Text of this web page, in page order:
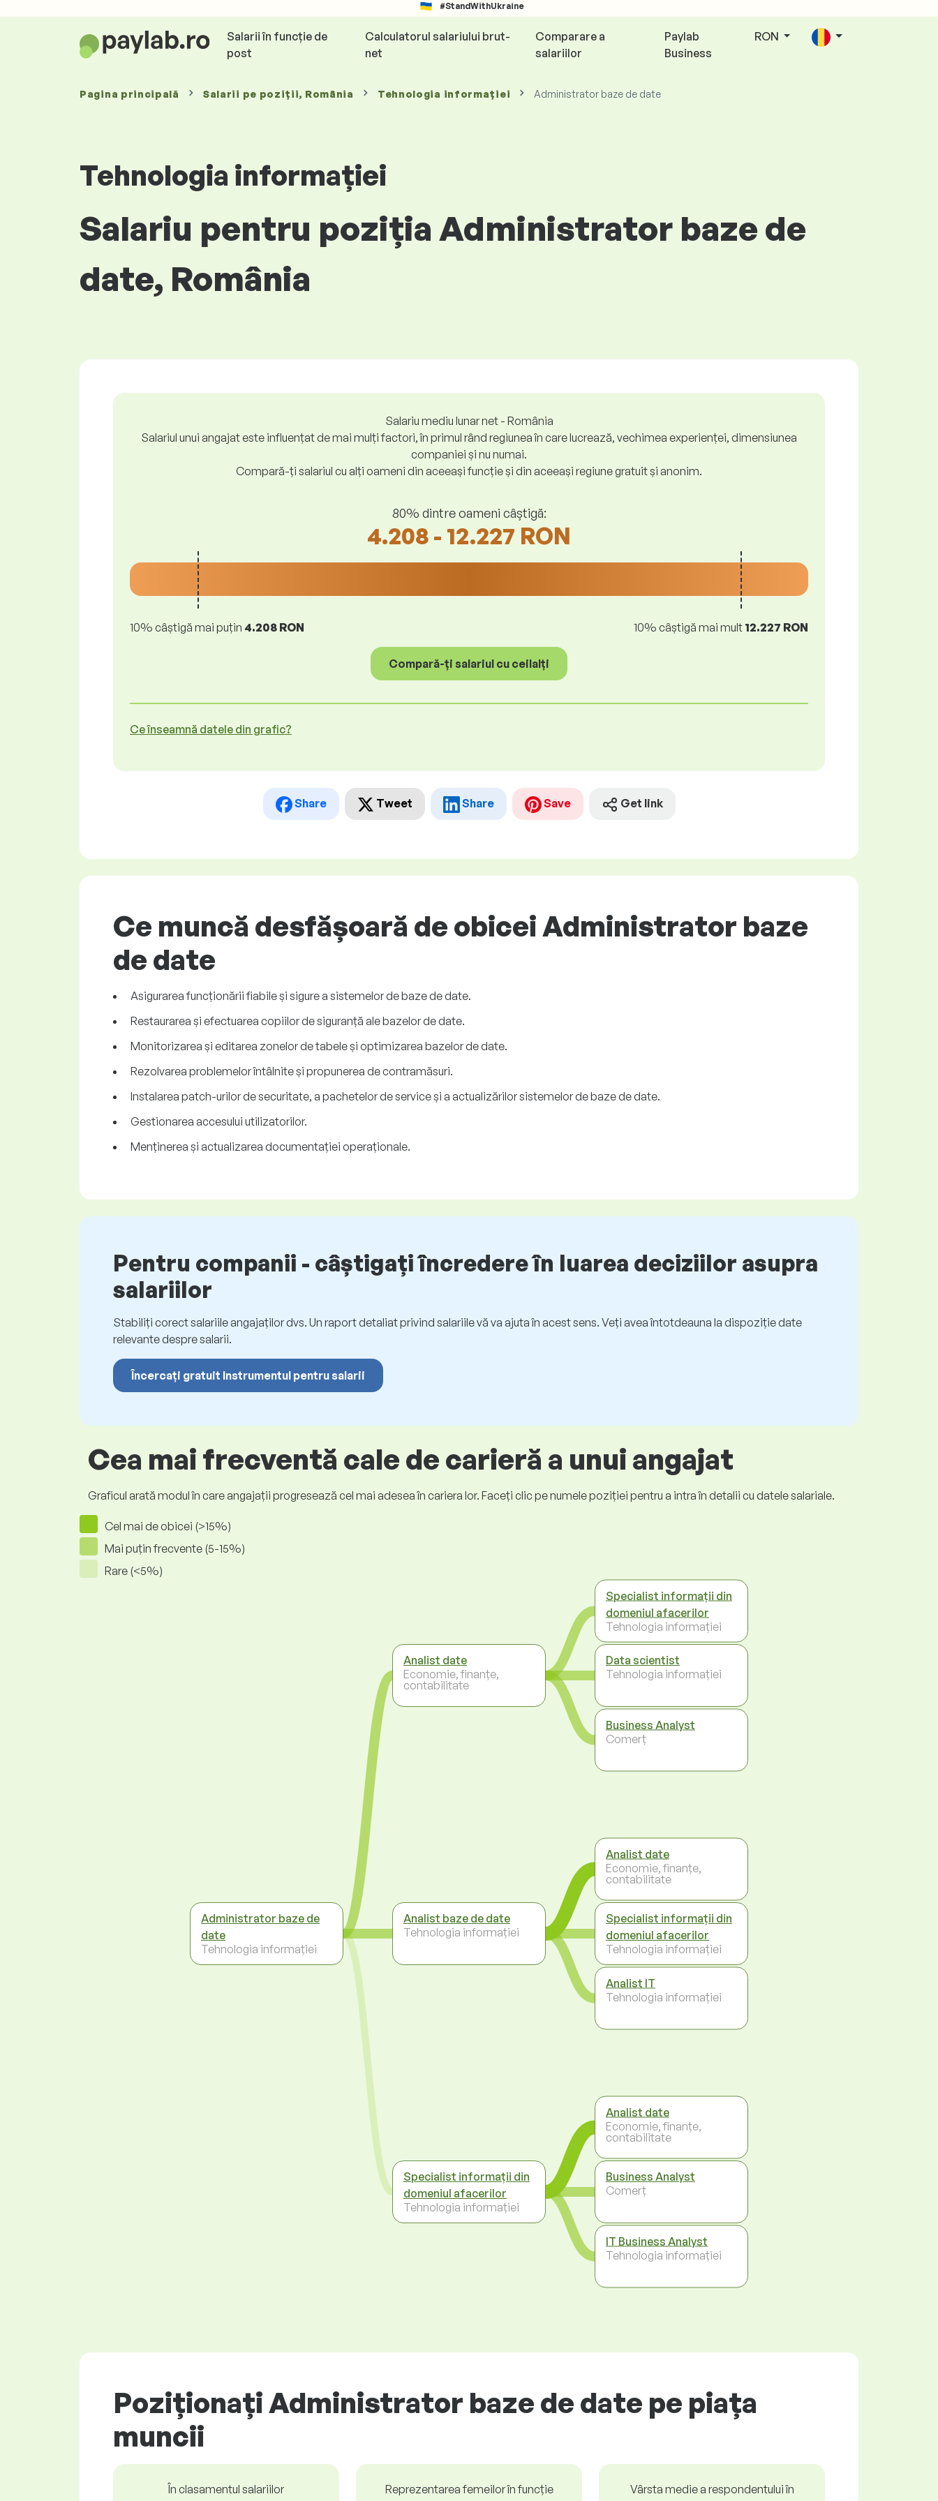
#StandWithUkraine
Salarii în funcție de
post
Calculatorul salariului brut-
net
Comparare a
salariilor
Paylab
Business
RON
Pagina principală Salarii pe poziții, România Tehnologia informației Administrator baze de date
Tehnologia informației
Salariu pentru poziția Administrator baze de
date, România
Salariu mediu lunar net - România
Salariul unui angajat este influențat de mai mulți factori, în primul rând regiunea în care lucrează, vechimea experienței, dimensiunea
companiei și nu numai.
Compară-ți salariul cu alți oameni din aceeași funcție și din aceeași regiune gratuit și anonim.
80% dintre oameni câștigă:
4.208 - 12.227 RON
10% câștigă mai puțin 4.208 RON 10% câștigă mai mult 12.227 RON
Compară-ți salariul cu ceilalți
Ce înseamnă datele din grafic?
Share Tweet Share Save Get link
Ce muncă desfășoară de obicei Administrator baze
de date
Asigurarea funcționării fiabile și sigure a sistemelor de baze de date.
Restaurarea și efectuarea copiilor de siguranță ale bazelor de date.
Monitorizarea și editarea zonelor de tabele și optimizarea bazelor de date.
Rezolvarea problemelor întâlnite și propunerea de contramăsuri.
Instalarea patch-urilor de securitate, a pachetelor de service și a actualizărilor sistemelor de baze de date.
Gestionarea accesului utilizatorilor.
Menținerea și actualizarea documentației operaționale.
Pentru companii - câștigați încredere în luarea deciziilor asupra
salariilor
Stabiliți corect salariile angajaților dvs. Un raport detaliat privind salariile vă va ajuta în acest sens. Veți avea întotdeauna la dispoziție date
relevante despre salarii.
Încercați gratuit Instrumentul pentru salarii
Cea mai frecventă cale de carieră a unui angajat
Graficul arată modul în care angajații progresează cel mai adesea în cariera lor. Faceți clic pe numele poziției pentru a intra în detalii cu datele salariale.
Cel mai de obicei (>15%)
Mai puțin frecvente (5-15%)
Rare (<5%)
Administrator baze de
date
Tehnologia informației
Analist date
Economie, finanțe,
contabilitate
Analist baze de date
Tehnologia informației
Specialist informații din
domeniul afacerilor
Tehnologia informației
Specialist informații din
domeniul afacerilor
Tehnologia informației
Data scientist
Tehnologia informației
Business Analyst
Comerț
Analist date
Economie, finanțe,
contabilitate
Specialist informații din
domeniul afacerilor
Tehnologia informației
Analist IT
Tehnologia informației
Analist date
Economie, finanțe,
contabilitate
Business Analyst
Comerț
IT Business Analyst
Tehnologia informației
Poziționați Administrator baze de date pe piața
muncii
În clasamentul salariilor
Reprezentarea femeilor în funcție
Vârsta medie a respondentului în